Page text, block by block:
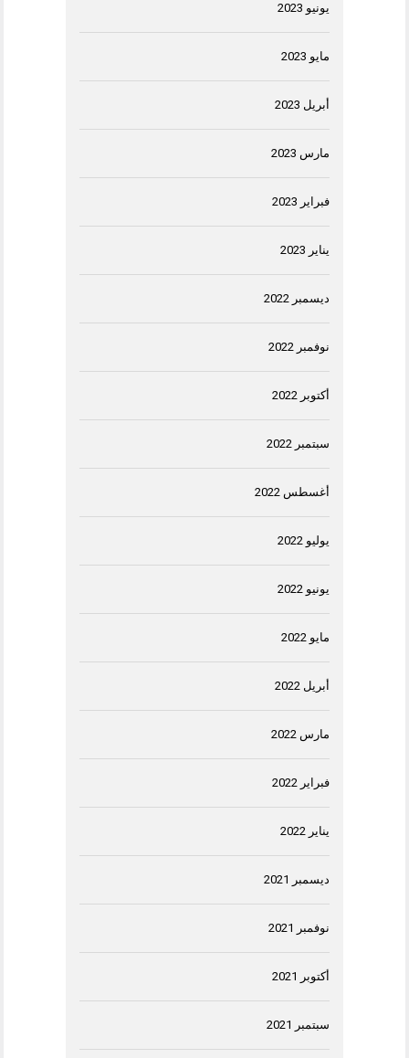
يونيو 2023
مايو 2023
أبريل 2023
مارس 2023
فبراير 2023
يناير 2023
ديسمبر 2022
نوفمبر 2022
أكتوبر 2022
سبتمبر 2022
أغسطس 2022
يوليو 2022
يونيو 2022
مايو 2022
أبريل 2022
مارس 2022
فبراير 2022
يناير 2022
ديسمبر 2021
نوفمبر 2021
أكتوبر 2021
سبتمبر 2021